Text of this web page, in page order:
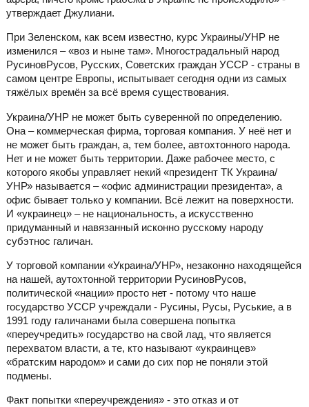
утверждает Джулиани.
При Зеленском, как всем известно, курс Украины/УНР не
изменился – «воз и ныне там». Многострадальный народ
РусиновРусов, Русских, Советских граждан УССР - страны в
самом центре Европы, испытывает сегодня одни из самых
тяжёлых времён за всё время существования.
Украина/УНР не может быть суверенной по определению.
Она – коммерческая фирма, торговая компания. У неё нет и
не может быть граждан, а, тем более, автохтонного народа.
Нет и не может быть территории. Даже рабочее место, с
которого якобы управляет некий «президент ТК Украина/
УНР» называется – «офис администрации президента», а
офис бывает только у компании. Всё лежит на поверхности.
И «украинец» – не национальность, а искусственно
придуманный и навязанный исконно русскому народу
субэтнос галичан.
У торговой компании «Украина/УНР», незаконно находящейся
на нашей, аутохтонной территории РусиновРусов,
политической «нации» просто нет - потому что наше
государство УССР учреждали - Русины, Русы, Руськие, а в
1991 году галичанами была совершена попытка
«переучредить» государство на свой лад, что является
перехватом власти, а те, кто называют «украинцев»
«братским народом» и сами до сих пор не поняли этой
подмены.
Факт попытки «переучреждения» - это отказ и от